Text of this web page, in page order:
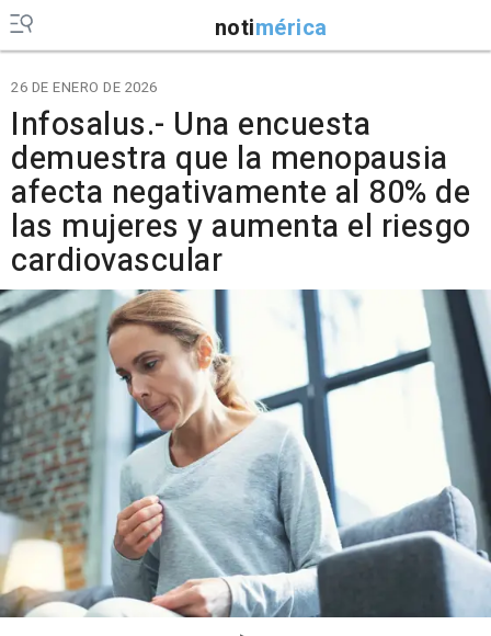
notimérica
26 DE ENERO DE 2026
Infosalus.- Una encuesta
demuestra que la menopausia
afecta negativamente al 80% de
las mujeres y aumenta el riesgo
cardiovascular